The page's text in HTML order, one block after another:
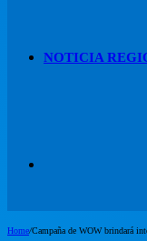
NOTICIA
Home/Campaña de WOW brindará